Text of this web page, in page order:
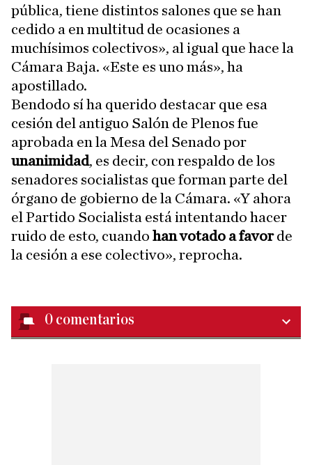
pública, tiene distintos salones que se han
cedido a en multitud de ocasiones a
muchísimos colectivos», al igual que hace la
Cámara Baja. «Este es uno más», ha
apostillado.
Bendodo sí ha querido destacar que esa
cesión del antiguo Salón de Plenos fue
aprobada en la Mesa del Senado por
unanimidad, es decir, con respaldo de los
senadores socialistas que forman parte del
órgano de gobierno de la Cámara. «Y ahora
el Partido Socialista está intentando hacer
ruido de esto, cuando han votado a favorde
la cesión a ese colectivo», reprocha.
0 comentarios